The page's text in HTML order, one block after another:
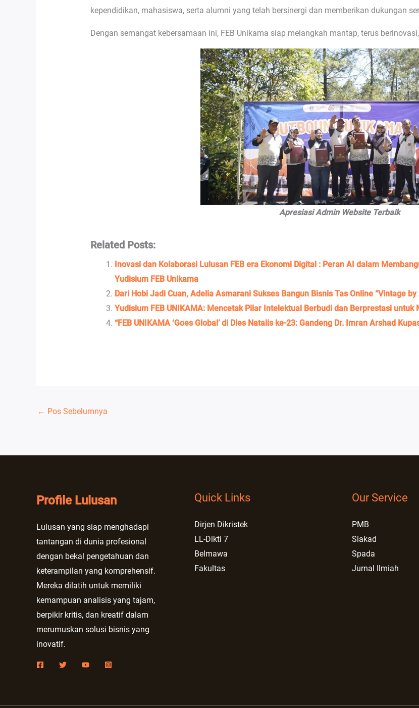
kependidikan, mahasiswa, serta alumni yang telah bersinergi dan memberikan dukungan
Dengan semangat kebersamaan ini, FEB Unikama siap melangkah mantap, terus
Apresiasi Admin Website Terbaik
Related Posts:
Inovasi dan Kolaborasi Lulusan FEB era Ekonomi Digital : Peran AI dalam
Yudisium FEB Unikama
Dari Hobi Jadi Cuan, Adelia Asmarani Sukses Bangun Bisnis Tas Online “Vintage by
Yudisium FEB UNIKAMA: Mencetak Pilar Intelektual Berbudi dan Berprestasi untuk
“FEB UNIKAMA ‘Goes Global’ di Dies Natalis ke-23: Gandeng Dr. Imran Arshad
← Pos Sebelumnya
Profile Lulusan
Lulusan yang siap menghadapi
tantangan di dunia profesional
dengan bekal pengetahuan dan
keterampilan yang komprehensif.
Mereka dilatih untuk memiliki
kemampuan analisis yang tajam,
berpikir kritis, dan kreatif dalam
merumuskan solusi bisnis yang
inovatif.
Quick Links
Dirjen Dikristek
LL-Dikti 7
Belmawa
Fakultas
Our Service
PMB
Siakad
Spada
Jurnal Ilmiah